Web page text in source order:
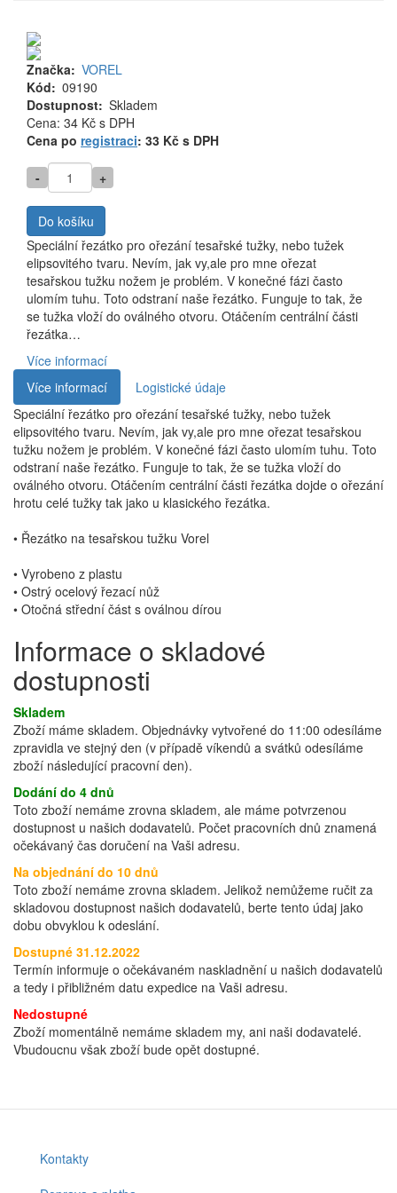
Značka VOREL
Kód
09190
Dostupnost Skladem
Cena
MJ
Cena: 34 Kč s DPH
Cena po registraci: 33 Kč s DPH
- +
Do košíku
Speciální řezátko pro ořezání tesařské tužky, nebo tužek
elipsovitého tvaru. Nevím, jak vy,ale pro mne ořezat
tesařskou tužku nožem je problém. V konečné fázi často
ulomím tuhu. Toto odstraní naše řezátko. Funguje to tak, že
se tužka vloží do oválného otvoru. Otáčením centrální části
řezátka…
Více informací
Více informací
Logistické údaje
Speciální řezátko pro ořezání tesařské tužky, nebo tužek
elipsovitého tvaru. Nevím, jak vy,ale pro mne ořezat tesařskou
tužku nožem je problém. V konečné fázi často ulomím tuhu. Toto
odstraní naše řezátko. Funguje to tak, že se tužka vloží do
oválného otvoru. Otáčením centrální části řezátka dojde o ořezání
hrotu celé tužky tak jako u klasického řezátka.
• Řezátko na tesařskou tužku Vorel
• Vyrobeno z plastu
• Ostrý ocelový řezací nůž
• Otočná střední část s oválnou dírou
Informace o skladové
dostupnosti
Skladem
Zboží máme skladem. Objednávky vytvořené do 11:00 odesíláme
zpravidla ve stejný den (v případě víkendů a svátků odesíláme
zboží následující pracovní den).
Dodání do 4 dnů
Toto zboží nemáme zrovna skladem, ale máme potvrzenou
dostupnost u našich dodavatelů. Počet pracovních dnů znamená
očekávaný čas doručení na Vaši adresu.
Na objednání do 10 dnů
Toto zboží nemáme zrovna skladem. Jelikož nemůžeme ručit za
skladovou dostupnost našich dodavatelů, berte tento údaj jako
dobu obvyklou k odeslání.
Dostupné 31.12.2022
Termín informuje o očekávaném naskladnění u našich dodavatelů
a tedy i přibližném datu expedice na Vaši adresu.
Nedostupné
Zboží momentálně nemáme skladem my, ani naši dodavatelé.
Vbudoucnu však zboží bude opět dostupné.
Footer
Kontakty